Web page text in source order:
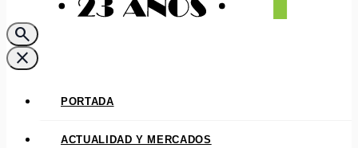
search
close
PORTADA
ACTUALIDAD Y MERCADOS